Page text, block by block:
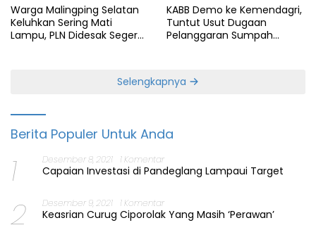
Warga Malingping Selatan
Keluhkan Sering Mati
Lampu, PLN Didesak Segera
KABB Demo ke Kemendagri,
Tuntut Usut Dugaan
Pelanggaran Sumpah
Selengkapnya
Berita Populer Untuk Anda
1 Desember 8, 2021 1 Komentar
Capaian Investasi di Pandeglang Lampaui Target
2 Desember 9, 2021 1 Komentar
Keasrian Curug Ciporolak Yang Masih ‘Perawan’